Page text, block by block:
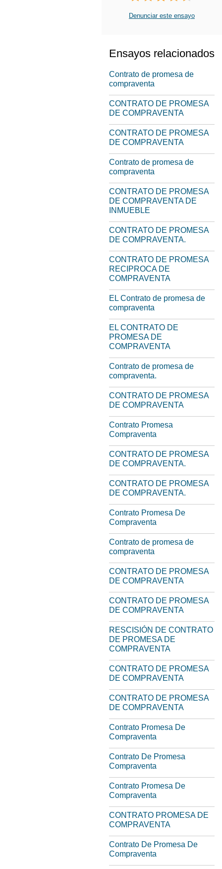
Denunciar este ensayo
Ensayos relacionados
Contrato de promesa de
compraventa
CONTRATO DE PROMESA
DE COMPRAVENTA
CONTRATO DE PROMESA
DE COMPRAVENTA
Contrato de promesa de
compraventa
CONTRATO DE PROMESA
DE COMPRAVENTA DE
INMUEBLE
CONTRATO DE PROMESA
DE COMPRAVENTA.
CONTRATO DE PROMESA
RECIPROCA DE
COMPRAVENTA
EL Contrato de promesa de
compraventa
EL CONTRATO DE
PROMESA DE
COMPRAVENTA
Contrato de promesa de
compraventa.
CONTRATO DE PROMESA
DE COMPRAVENTA
Contrato Promesa
Compraventa
CONTRATO DE PROMESA
DE COMPRAVENTA.
CONTRATO DE PROMESA
DE COMPRAVENTA.
Contrato Promesa De
Compraventa
Contrato de promesa de
compraventa
CONTRATO DE PROMESA
DE COMPRAVENTA
CONTRATO DE PROMESA
DE COMPRAVENTA
RESCISIÓN DE CONTRATO
DE PROMESA DE
COMPRAVENTA
CONTRATO DE PROMESA
DE COMPRAVENTA
CONTRATO DE PROMESA
DE COMPRAVENTA
Contrato Promesa De
Compraventa
Contrato De Promesa
Compraventa
Contrato Promesa De
Compraventa
CONTRATO PROMESA DE
COMPRAVENTA
Contrato De Promesa De
Compraventa